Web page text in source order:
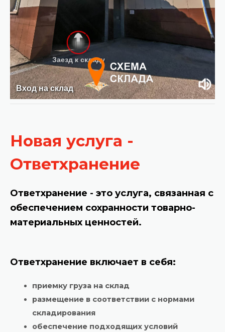
Новая услуга -
Ответхранение
Ответхранение - это услуга, связанная с
обеспечением сохранности товарно-
материальных ценностей.
Ответхранение включает в себя:
приемку груза на склад
размещение в соответствии с нормами
складирования
обеспечение подходящих условий